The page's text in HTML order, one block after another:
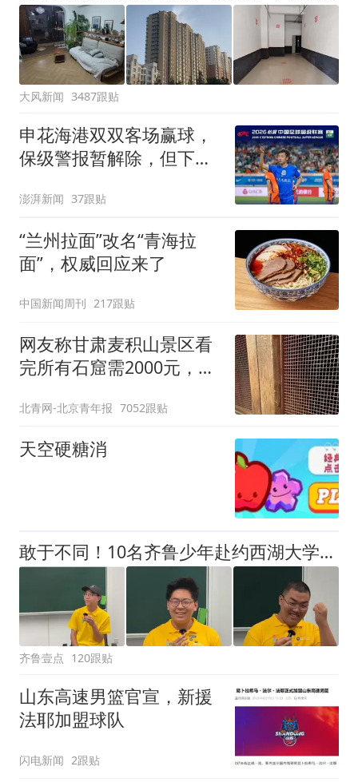
大风新闻 3487跟贴
申花海港双双客场赢球，
保级警报暂解除，但下一
澎湃新闻 37跟贴
“兰州拉面”改名“青海拉
面”，权威回应来了
中国新闻周刊 217跟贴
网友称甘肃麦积山景区看
完所有石窟需2000元，景
护，游客可按需买
北青网-北京青年报 7052跟贴
天空硬糖消
敢于不同！10名齐鲁少年赴约西湖大学！他们是谁？为何而选？
齐鲁壹点 120跟贴
山东高速男篮官宣，新援
法耶加盟球队
闪电新闻 2跟贴